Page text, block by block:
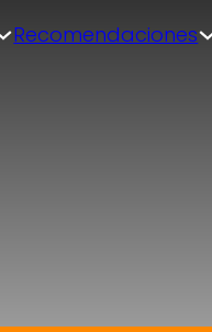
Recomendaciones